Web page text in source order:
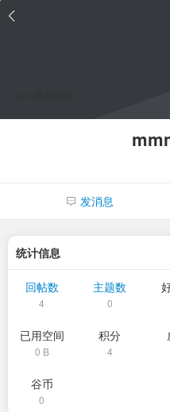
发消息
统计信息
回帖数
4
主题数
0
已用空间
0 B
积分
4
谷币
0